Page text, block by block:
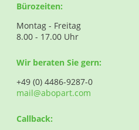
Bürozeiten:
Montag - Freitag
8.00 - 17.00 Uhr
Wir beraten Sie gern:
+49 (0) 4486-9287-0
mail@abopart.com
Callback: